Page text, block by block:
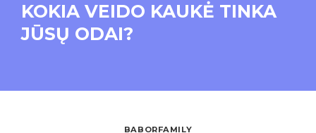
KOKIA VEIDO KAUKĖ TINKA
JŪSŲ ODAI?
BABORFAMILY